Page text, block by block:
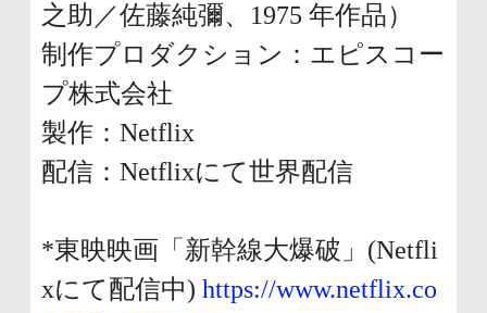
之助／佐藤純彌、1975 年作品）
制作プロダクション：エピスコー
プ株式会社
製作：Netflix
配信：Netflixにて世界配信
*東映映画「新幹線大爆破」(Netfli
xにて配信中) https://www.netflix.co